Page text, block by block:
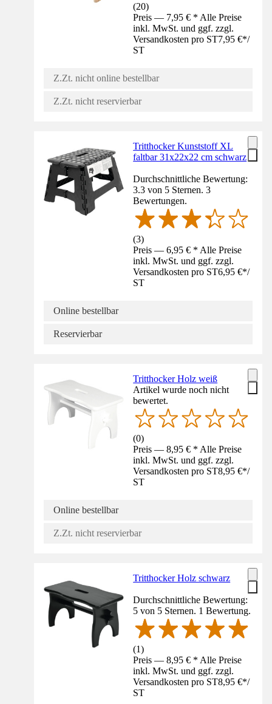
(20)
Preis — 7,95 € * Alle Preise
inkl. MwSt. und ggf. zzgl.
Versandkosten pro ST7,95 €*/
ST
Z.Zt. nicht online bestellbar
Z.Zt. nicht reservierbar
Tritthocker Kunststoff XL
faltbar 31x22x22 cm schwarz
Durchschnittliche Bewertung:
3.3 von 5 Sternen. 3
Bewertungen.
(3)
Preis — 6,95 € * Alle Preise
inkl. MwSt. und ggf. zzgl.
Versandkosten pro ST6,95 €*/
ST
Online bestellbar
Reservierbar
Tritthocker Holz weiß
Artikel wurde noch nicht
bewertet.
(0)
Preis — 8,95 € * Alle Preise
inkl. MwSt. und ggf. zzgl.
Versandkosten pro ST8,95 €*/
ST
Online bestellbar
Z.Zt. nicht reservierbar
Tritthocker Holz schwarz
Durchschnittliche Bewertung:
5 von 5 Sternen. 1 Bewertung.
(1)
Preis — 8,95 € * Alle Preise
inkl. MwSt. und ggf. zzgl.
Versandkosten pro ST8,95 €*/
ST